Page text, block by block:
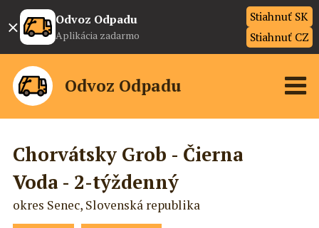
× Odvoz Odpadu
Aplikácia zadarmo
Stiahnuť SK
Stiahnuť CZ
Odvoz Odpadu
Chorvátsky Grob - Čierna
Voda - 2-týždenný
okres Senec, Slovenská republika